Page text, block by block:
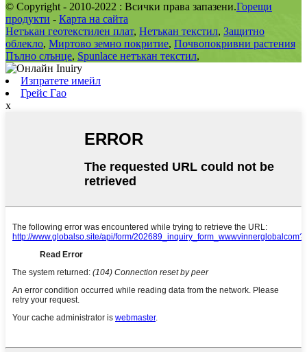
© Copyright - 2010-2022 : Всички права запазени.Горещи
продукти - Карта на сайта
Нетъкан геотекстилен плат, Нетъкан текстил, Защитно
облекло, Миртово земно покритие, Почвопокривни растения
Пълно слънце, Spunlace нетъкан текстил,
Изпратете имейл
Грейс Гао
x